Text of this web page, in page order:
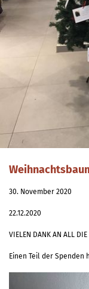
30. November 2020
22.12.2020
VIELEN DANK AN ALL
Einen Teil der